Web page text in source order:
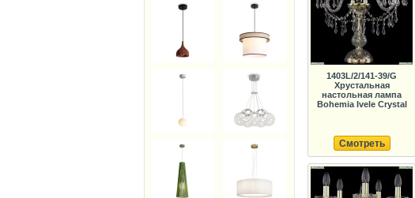
1403L/2/141-39/G
Хрустальная
настольная лампа
Bohemia Ivele Crystal
Смотреть